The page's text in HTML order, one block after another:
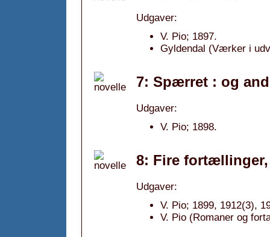
Udgaver:
V. Pio; 1897.
Gyldendal (Værker i
7: Spærret : og
Udgaver:
V. Pio; 1898.
8: Fire fortællinger,
Udgaver:
V. Pio; 1899, 1912(3),
V. Pio (Romaner og